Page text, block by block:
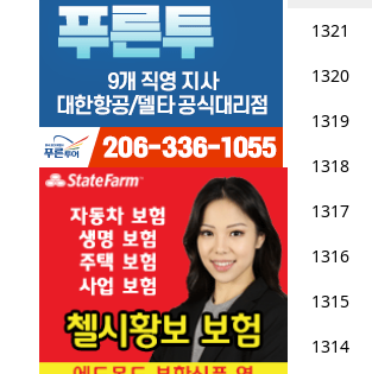
1321
1320
1319
1318
1317
1316
1315
1314